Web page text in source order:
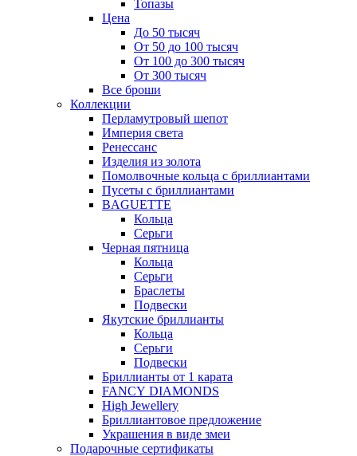
Топазы
Цена
До 50 тысяч
От 50 до 100 тысяч
От 100 до 300 тысяч
От 300 тысяч
Все броши
Коллекции
Перламутровый шепот
Империя света
Ренессанс
Изделия из золота
Помолвочные кольца с бриллиантами
Пусеты с бриллиантами
BAGUETTE
Кольца
Серьги
Черная пятница
Кольца
Серьги
Браслеты
Подвески
Якутские бриллианты
Кольца
Серьги
Подвески
Бриллианты от 1 карата
FANCY DIAMONDS
High Jewellery
Бриллиантовое предложение
Украшения в виде змеи
Подарочные сертификаты